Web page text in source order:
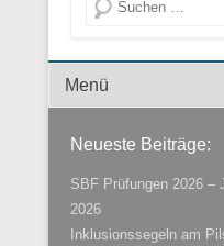
Menü der Fußzeile
Neueste Beiträge:
SBF Prüfungen 2026 –
2026
Inklusionssegeln am